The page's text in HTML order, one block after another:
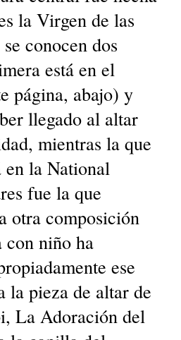
la Virgen de las
conocen dos
está en el
página, abajo) y
llegado al altar
mientras la que
en la National
fue la que
otra composición
con niño ha
ese
la pieza de altar de
La Adoración del